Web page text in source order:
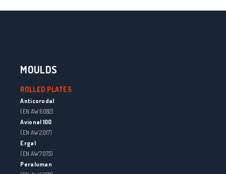
MOULDS
ROLLED PLATES
Anticorodal
(EN AW 6082)
Avional 100
(EN AW 2017)
Ergal
(EN AW 7075)
Peraluman